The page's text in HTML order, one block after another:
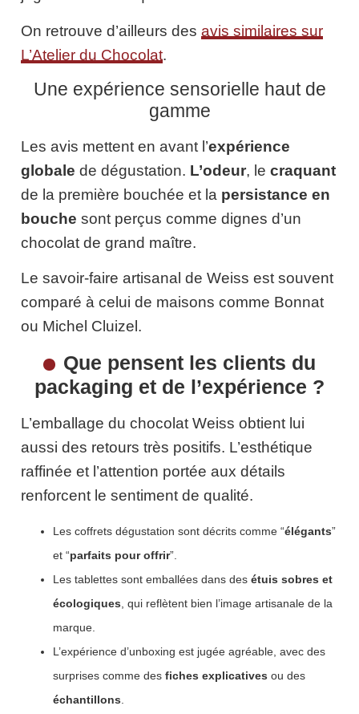
On retrouve d’ailleurs des avis similaires sur
L’Atelier du Chocolat.
Une expérience sensorielle haut de
gamme
Les avis mettent en avant l’expérience
globale de dégustation. L’odeur, le craquant
de la première bouchée et la persistance en
bouche sont perçus comme dignes d’un
chocolat de grand maître.
Le savoir-faire artisanal de Weiss est souvent
comparé à celui de maisons comme Bonnat
ou Michel Cluizel.
Que pensent les clients du
packaging et de l’expérience ?
L’emballage du chocolat Weiss obtient lui
aussi des retours très positifs. L’esthétique
raffinée et l’attention portée aux détails
renforcent le sentiment de qualité.
Les coffrets dégustation sont décrits comme “élégants”
et “parfaits pour offrir”.
Les tablettes sont emballées dans des étuis sobres et
écologiques , qui reflètent bien l’image artisanale de la
marque.
L’expérience d’unboxing est jugée agréable, avec des
surprises comme des fiches explicatives ou des
échantillons